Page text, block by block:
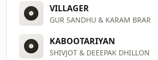
VILLAGER
GUR SANDHU & KARAM BRAR
KABOOTARIYAN
SHIVJOT & DEEEPAK DHILLON